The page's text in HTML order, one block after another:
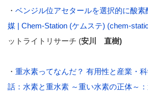
・ ベンジル位アセタールを選択的に酸
媒 | Chem-Station (ケムステ) (chem-
ットライトリサーチ (安川 直樹)
・ 重水素ってなんだ？ 有用性と産業
話：水素と重水素 ～重い水素の正体～